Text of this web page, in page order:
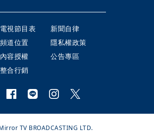
電視節目表
新聞自律
頻道位置
隱私權政策
內容授權
公告專區
整合行銷
TV BROADCASTING LTD.